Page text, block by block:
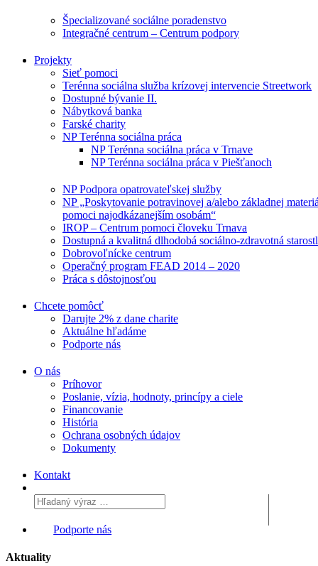
Špecializované sociálne poradenstvo
Integračné centrum – Centrum podpory
Projekty
Sieť pomoci
Terénna sociálna služba krízovej intervencie Streetwork
Dostupné bývanie II.
Nábytková banka
Farské charity
NP Terénna sociálna práca
NP Terénna sociálna práca v Trnave
NP Terénna sociálna práca v Piešťanoch
NP Podpora opatrovateľskej služby
NP „Poskytovanie potravinovej a/alebo základnej
pomoci najodkázanejším osobám“
IROP – Centrum pomoci človeku Trnava
Dostupná a kvalitná dlhodobá sociálno-zdravotná
Dobrovoľnícke centrum
Operačný program FEAD 2014 – 2020
Práca s dôstojnosťou
Chcete pomôcť
Darujte 2% z dane charite
Aktuálne hľadáme
Podporte nás
O nás
Príhovor
Poslanie, vízia, hodnoty, princípy a ciele
Financovanie
História
Ochrana osobných údajov
Dokumenty
Kontakt
Podporte nás
Aktuality